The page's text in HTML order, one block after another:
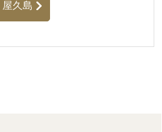
屋久島